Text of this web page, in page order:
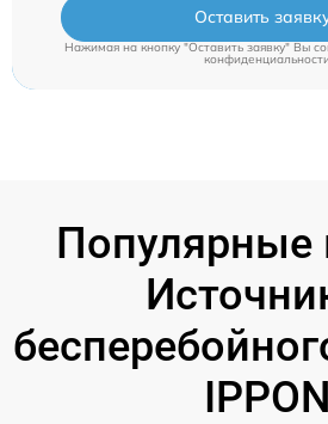
Оставить
Нажимая на кнопку "Оставить заявку" Вы
конфиденциальности
Популярные
IPPON